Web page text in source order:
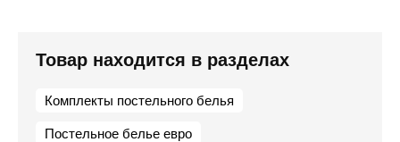
Товар находится в разделах
Комплекты постельного белья
Постельное белье евро